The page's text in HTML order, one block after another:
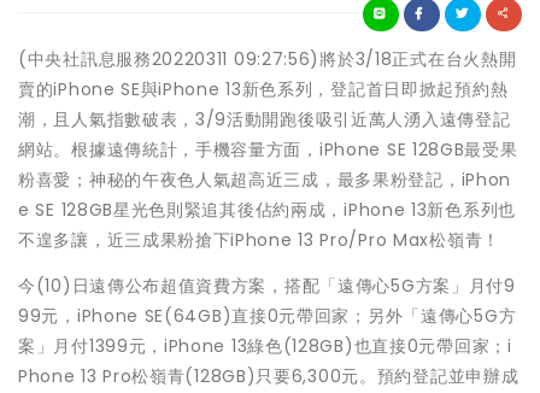
(中央社訊息服務20220311 09:27:56)將於3/18正式在台火熱開
賣的iPhone SE與iPhone 13新色系列，登記首日即掀起預約熱
潮，且人氣指數破表，3/9活動開跑後吸引近萬人湧入遠傳登記
網站。根據遠傳統計，手機容量方面，iPhone SE 128GB最受果
粉喜愛；神秘的午夜色人氣超高近三成，最多果粉登記，iPhon
e SE 128GB星光色則緊追其後佔約兩成，iPhone 13新色系列也
不遑多讓，近三成果粉搶下iPhone 13 Pro/Pro Max松嶺青！
今(10)日遠傳公布超值資費方案，搭配「遠傳心5G方案」月付9
99元，iPhone SE(64GB)直接0元帶回家；另外「遠傳心5G方
案」月付1399元，iPhone 13綠色(128GB)也直接0元帶回家；i
Phone 13 Pro松嶺青(128GB)只要6,300元。預約登記並申辦成